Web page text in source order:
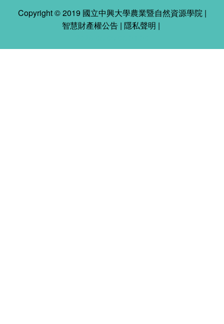
Copyright © 2019 國立中興大學農業暨自然資源學院 |
智慧財產權公告 | 隱私聲明 |